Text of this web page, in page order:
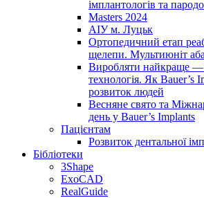
імплантологів та
Masters 2024
АІУ м. Луцьк
Ортопедичний етап
щелепи. Мультиюніт
Виробляти найкраще —
технологія. Як Bauer’s
розвиток людей
Весняне свято та
день у Bauer’s Implants
Пацієнтам
Розвиток дентальної
Бібліотеки
3Shape
ExoCAD
RealGuide